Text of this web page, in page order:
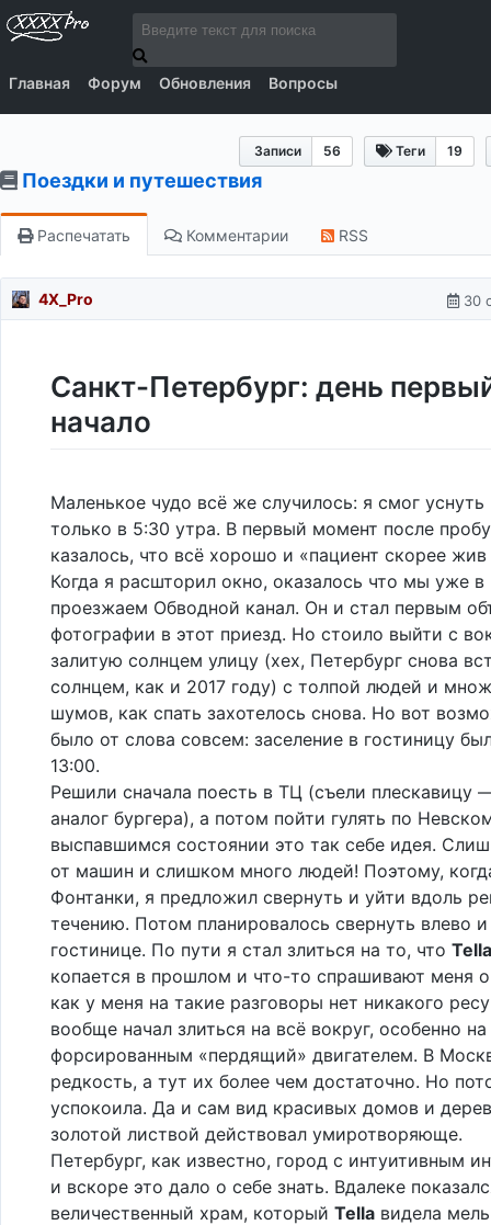
Главная Форум Обновления Вопросы
Записи 56 Теги 19
Поездки и путешествия
Распечатать Комментарии RSS
4X_Pro 30
Санкт-Петербург: день
начало
Маленькое чудо всё же случилось: я смог уснуть
только в 5:30 утра. В первый момент после
казалось, что всё хорошо и «пациент скорее
Когда я расшторил окно, оказалось что мы уже в
проезжаем Обводной канал. Он и стал первым
фотографии в этот приезд. Но стоило выйти с
залитую солнцем улицу (хех, Петербург снова
солнцем, как и 2017 году) с толпой людей и
шумов, как спать захотелось снова. Но вот
было от слова совсем: заселение в гостиницу
13:00.
Решили сначала поесть в ТЦ (съели плескавицу
аналог бургера), а потом пойти гулять по
выспавшимся состоянии это так себе идея.
от машин и слишком много людей! Поэтому,
Фонтанки, я предложил свернуть и уйти вдоль
течению. Потом планировалось свернуть влево
гостинице. По пути я стал злиться на то, что Tella
копается в прошлом и что-то спрашивают меня
как у меня на такие разговоры нет никакого
вообще начал злиться на всё вокруг, особенно
форсированным «пердящий» двигателем. В
редкость, а тут их более чем достаточно. Но
успокоила. Да и сам вид красивых домов и
золотой листвой действовал умиротворяюще.
Петербург, как известно, город с интуитивным
и вскоре это дало о себе знать. Вдалеке
величественный храм, который Tella видела